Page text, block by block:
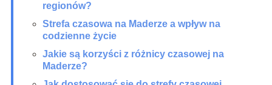
regionów?
Strefa czasowa na Maderze a wpływ na
codzienne życie
Jakie są korzyści z różnicy czasowej na
Maderze?